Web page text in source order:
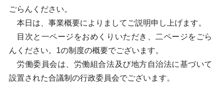
ごらんください。
本日は、事業概要によりましてご説明申し上げます。
目次と一ページをおめくりいただき、二ページをごら
んください。1の制度の概要でございます。
労働委員会は、労働組合法及び地方自治法に基づいて
設置された合議制の行政委員会でございます。